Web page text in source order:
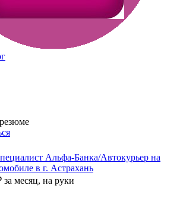
Альфа-Банка/Автокурьер на
в г. Астрахань
за месяц, на руки